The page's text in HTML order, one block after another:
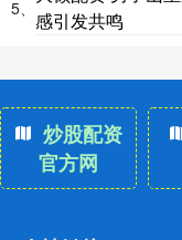
5、 感引发共鸣
炒股配资
官方网